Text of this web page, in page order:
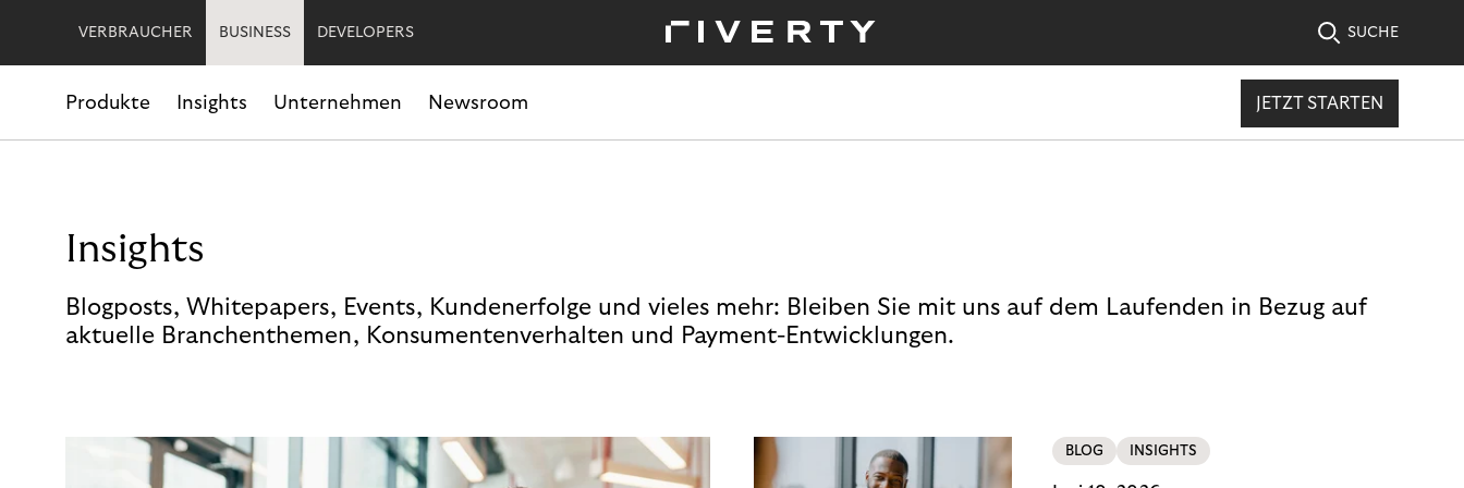
VERBRAUCHER BUSINESS DEVELOPERS SUCHE
Produkte Insights Unternehmen Newsroom JETZT STARTEN
Insights
Blogposts, Whitepapers, Events, Kundenerfolge und vieles mehr: Bleiben Sie mit uns auf dem Laufenden in Bezug auf
aktuelle Branchenthemen, Konsumentenverhalten und Payment-Entwicklungen.
BLOG INSIGHTS